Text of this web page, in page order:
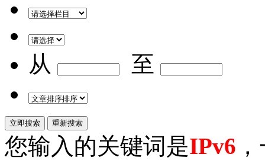
从 至
您输入的关键词是IPv6